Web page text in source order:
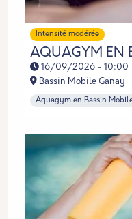
Intensité modérée
AQUAGYM EN
16/09/2026 - 10:00
Bassin Mobile Ganay
Aquagym en Bassin